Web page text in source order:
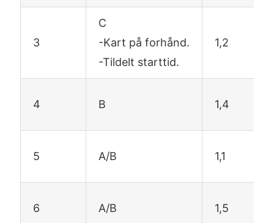
3
C
-Kart på forhånd.
-Tildelt starttid.
1,2
4 B 1,4
5 A/B 1,1
6 A/B 1,5